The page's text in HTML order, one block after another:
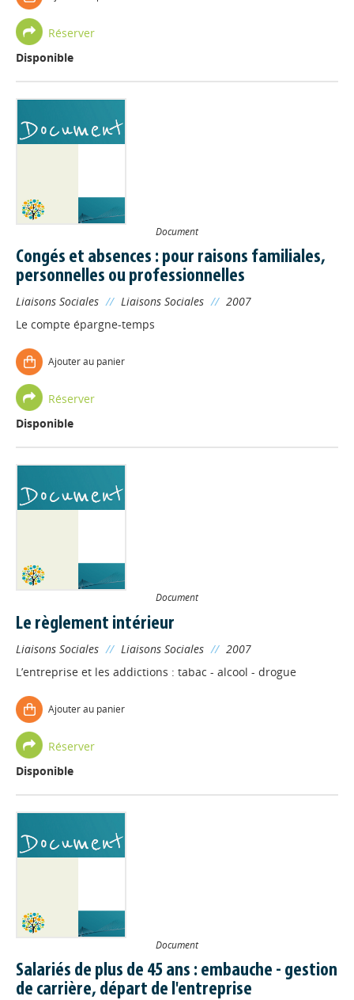
Réserver
Disponible
Document
Congés et absences : pour raisons familiales,
personnelles ou professionnelles
Liaisons Sociales // Liaisons Sociales // 2007
Le compte épargne-temps
Ajouter au panier
Réserver
Disponible
Document
Le règlement intérieur
Liaisons Sociales // Liaisons Sociales // 2007
L’entreprise et les addictions : tabac - alcool - drogue
Ajouter au panier
Réserver
Disponible
Document
Salariés de plus de 45 ans : embauche - gestion
de carrière, départ de l'entreprise